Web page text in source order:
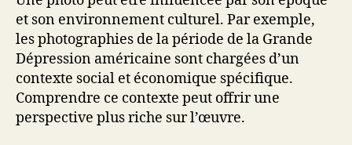
et son environnement culturel. Par exemple,
les photographies de la période de la Grande
Dépression américaine sont chargées d’un
contexte social et économique spécifique.
Comprendre ce contexte peut offrir une
perspective plus riche sur l’œuvre.